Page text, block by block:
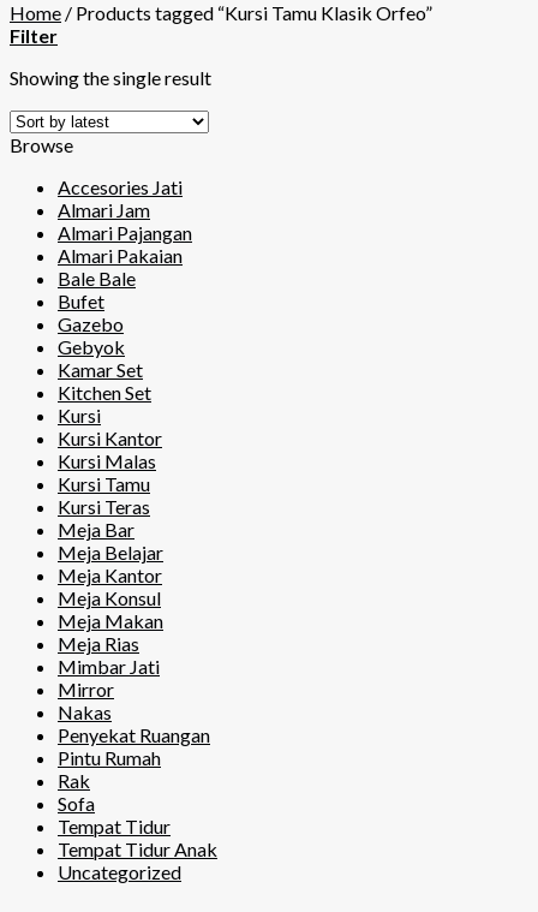
Home / Products tagged “Kursi Tamu Klasik Orfeo”
Filter
Showing the single result
Browse
Accesories Jati
Almari Jam
Almari Pajangan
Almari Pakaian
Bale Bale
Bufet
Gazebo
Gebyok
Kamar Set
Kitchen Set
Kursi
Kursi Kantor
Kursi Malas
Kursi Tamu
Kursi Teras
Meja Bar
Meja Belajar
Meja Kantor
Meja Konsul
Meja Makan
Meja Rias
Mimbar Jati
Mirror
Nakas
Penyekat Ruangan
Pintu Rumah
Rak
Sofa
Tempat Tidur
Tempat Tidur Anak
Uncategorized